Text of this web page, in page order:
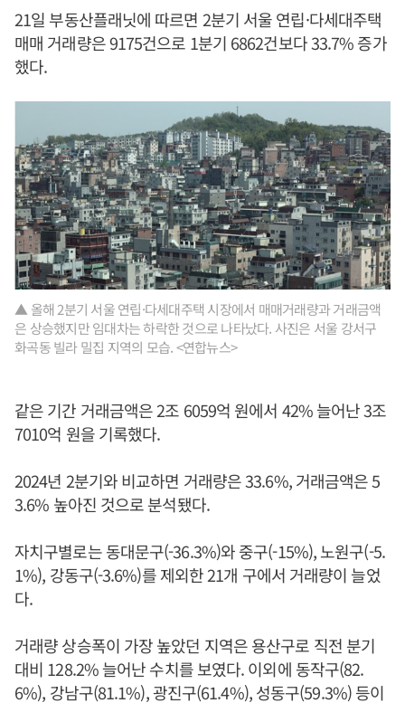
21일 부동산플래닛에 따르면 2분기 서울 연립·다세대주택
매매 거래량은 9175건으로 1분기 6862건보다 33.7% 증가
했다.
▲ 올해 2분기 서울 연립·다세대주택 시장에서 매매거래량과 거래금액
은 상승했지만 임대차는 하락한 것으로 나타났다. 사진은 서울 강서구
화곡동 빌라 밀집 지역의 모습. <연합뉴스>
같은 기간 거래금액은 2조 6059억 원에서 42% 늘어난 3조
7010억 원을 기록했다.
2024년 2분기와 비교하면 거래량은 33.6%, 거래금액은 5
3.6% 높아진 것으로 분석됐다.
자치구별로는 동대문구(-36.3%)와 중구(-15%), 노원구(-5.
1%), 강동구(-3.6%)를 제외한 21개 구에서 거래량이 늘었
다.
거래량 상승폭이 가장 높았던 지역은 용산구로 직전 분기
대비 128.2% 늘어난 수치를 보였다. 이외에 동작구(82.
6%), 강남구(81.1%), 광진구(61.4%), 성동구(59.3%) 등이